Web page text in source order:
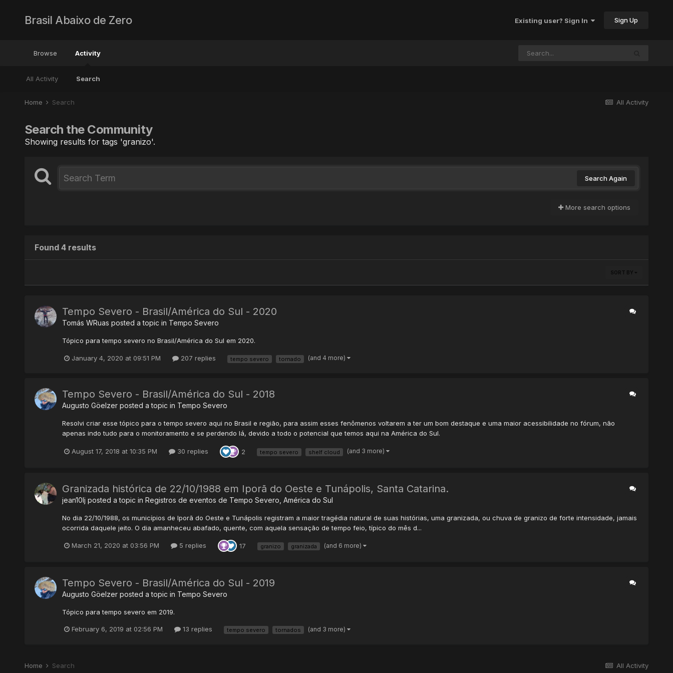
Brasil Abaixo de Zero Existing user? Sign In Sign Up
Browse Activity
All Activity Search
All Activity
Home Search
Search the Community
Showing results for tags 'granizo'.
Search Again
More search options
Found 4 results
SORT BY
Tempo Severo - Brasil/América do Sul - 2020
Tomás WRuas posted a topic in Tempo Severo
Tópico para tempo severo no Brasil/América do Sul em 2020.
January 4, 2020 at 09:51 PM 207 replies tempo severo tornado (and 4 more)
Tempo Severo - Brasil/América do Sul - 2018
Augusto Göelzerposted a topic in Tempo Severo
Resolvi criar esse tópico para o tempo severo aqui no Brasil e região, para assim esses fenômenos voltarem a ter um bom destaque e uma maior acessibilidade no fórum, não
apenas indo tudo para o monitoramento e se perdendo lá, devido a todo o potencial que temos aqui na América do Sul.
August 17, 2018 at 10:35 PM 30 replies 2 tempo severo shelf cloud (and 3 more)
Granizada histórica de 22/10/1988 em Iporã do Oeste e Tunápolis, Santa Catarina.
jean10lj posted a topic in Registros de eventos de Tempo Severo, América do Sul
No dia 22/10/1988, os municípios de Iporã do Oeste e Tunápolis registram a maior tragédia natural de suas histórias, uma granizada, ou chuva de granizo de forte intensidade, jamais
ocorrida daquele jeito. O dia amanheceu abafado, quente, com aquela sensação de tempo feio, típico do mês d...
March 21, 2020 at 03:56 PM 5 replies 17 granizo granizada (and 6 more)
Tempo Severo - Brasil/América do Sul - 2019
Augusto Göelzerposted a topic in Tempo Severo
Tópico para tempo severo em 2019.
February 6, 2019 at 02:56 PM 13 replies tempo severo tornados (and 3 more)
All Activity
Home Search